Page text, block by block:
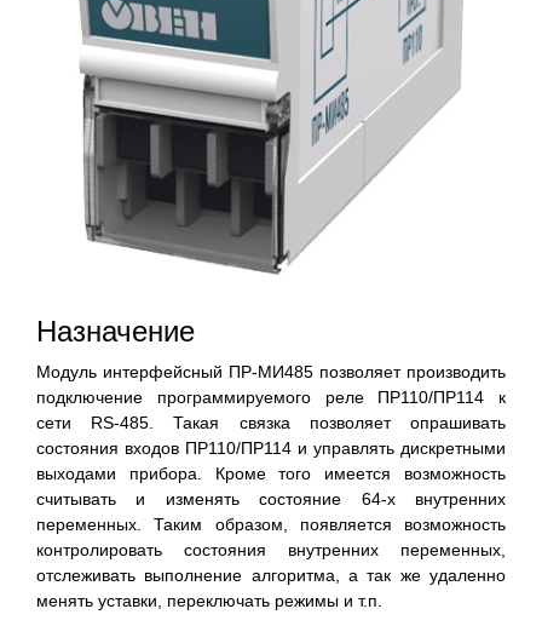
Назначение
Модуль интерфейсный ПР-МИ485 позволяет производить
подключение программируемого реле ПР110/ПР114 к
сети RS-485. Такая связка позволяет опрашивать
состояния входов ПР110/ПР114 и управлять дискретными
выходами прибора. Кроме того имеется возможность
считывать и изменять состояние 64-х внутренних
переменных. Таким образом, появляется возможность
контролировать состояния внутренних переменных,
отслеживать выполнение алгоритма, а так же удаленно
менять уставки, переключать режимы и т.п.